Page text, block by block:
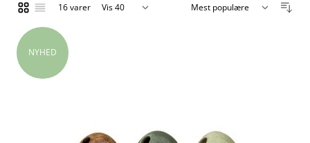
GitterListe Sorter efter
16varer Vis
pr. side
NYHED